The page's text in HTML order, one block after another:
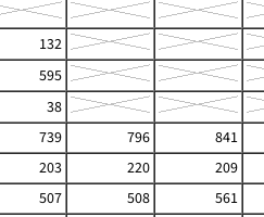
132
595
38
739 796 841
203 220 209
507 508 561